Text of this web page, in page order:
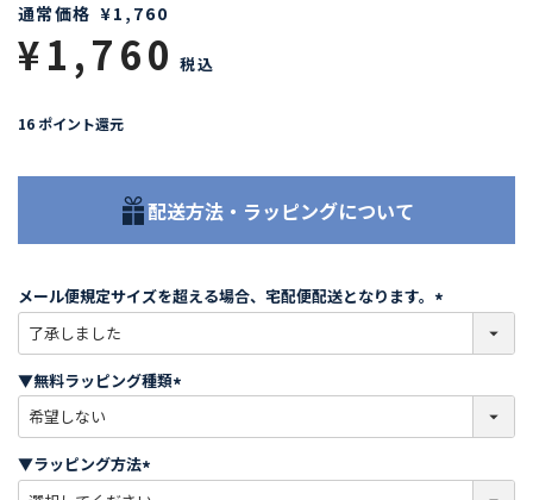
通常価格 ¥1,760
¥1,760 税込
16 ポイント還元
配送方法・ラッピングについて
メール便規定サイズを超える場合、宅配便配送となります。
必
)
▼無料ラッピング種類
必
)
▼ラッピング方法